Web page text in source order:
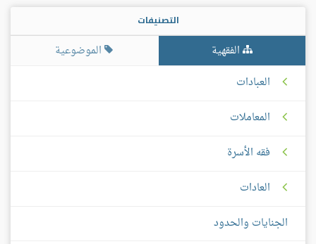
التصنيفات
الفقهية
الموضوعية
العبادات
المعاملات
فقه الأسرة
العادات
الجنايات والحدود